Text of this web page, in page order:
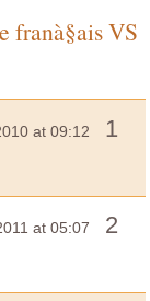
franà§ais VS
at 09:12 1
at 05:07 2